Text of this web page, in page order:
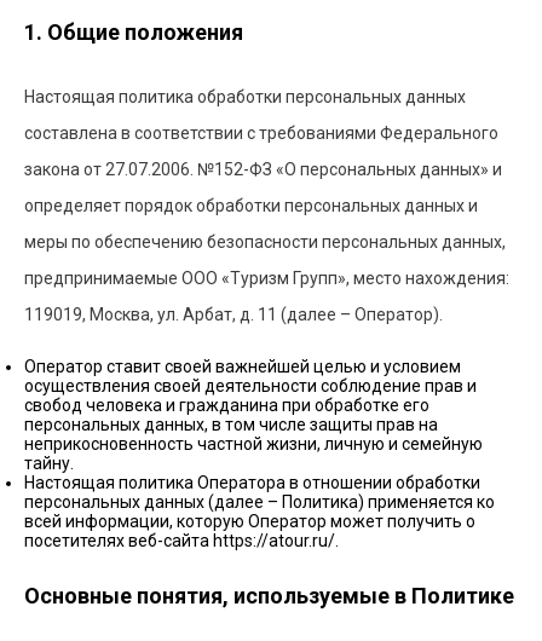
1. Общие положения
Настоящая политика обработки персональных данных
составлена в соответствии с требованиями Федерального
закона от 27.07.2006. №152-ФЗ «О персональных данных» и
определяет порядок обработки персональных данных и
меры по обеспечению безопасности персональных данных,
предпринимаемые ООО «Туризм Групп», место нахождения:
119019, Москва, ул. Арбат, д. 11 (далее – Оператор).
Оператор ставит своей важнейшей целью и условием
осуществления своей деятельности соблюдение прав и
свобод человека и гражданина при обработке его
персональных данных, в том числе защиты прав на
неприкосновенность частной жизни, личную и семейную
тайну.
Настоящая политика Оператора в отношении обработки
персональных данных (далее – Политика) применяется ко
всей информации, которую Оператор может получить о
посетителях веб-сайта https://atour.ru/.
Основные понятия, используемые в Политике